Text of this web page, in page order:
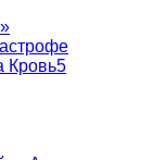
Кровь5